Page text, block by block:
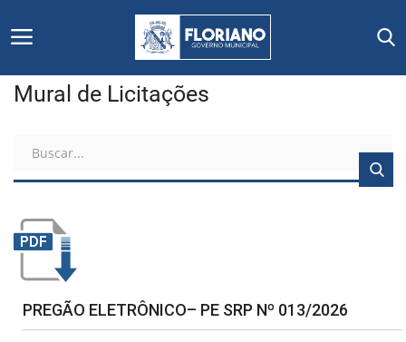
Floriano
Mural de Licitações
Mural de Licitações
PREGÃO ELETRÔNICO– PE SRP Nº 013/2026